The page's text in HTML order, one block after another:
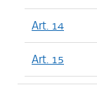
Art. 14
Art. 15